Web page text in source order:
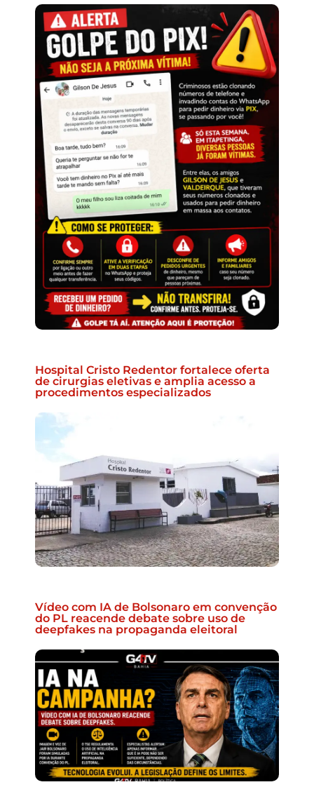
Hospital Cristo Redentor fortalece oferta
de cirurgias eletivas e amplia acesso a
procedimentos especializados
Vídeo com IA de Bolsonaro em convenção
do PL reacende debate sobre uso de
deepfakes na propaganda eleitoral